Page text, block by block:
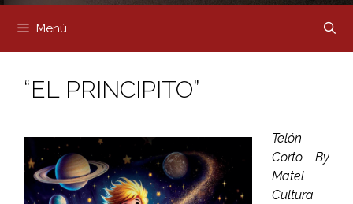
Menú
“EL PRINCIPITO”
Telón
Corto By
Matel
Cultura